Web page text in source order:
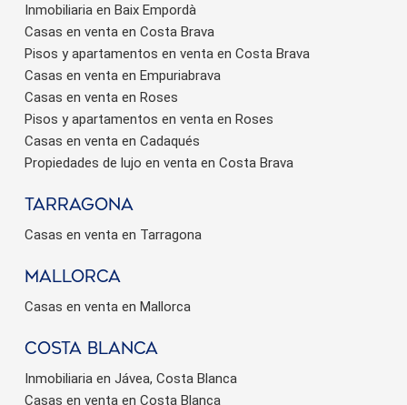
Inmobiliaria en Baix Empordà
Casas en venta en Costa Brava
Pisos y apartamentos en venta en Costa Brava
Casas en venta en Empuriabrava
Casas en venta en Roses
Pisos y apartamentos en venta en Roses
Casas en venta en Cadaqués
Propiedades de lujo en venta en Costa Brava
Tarragona
Casas en venta en Tarragona
Mallorca
Casas en venta en Mallorca
Costa Blanca
Inmobiliaria en Jávea, Costa Blanca
Casas en venta en Costa Blanca